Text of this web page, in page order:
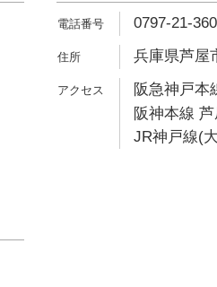
0797-21-
兵庫県芦屋
阪急神戸本
阪神本線
JR神戸線(